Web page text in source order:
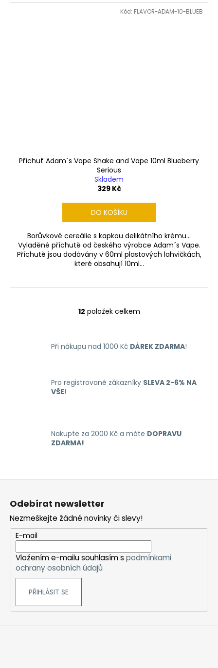
Příchuť Adam´s Vape Shake and Vape 10ml Blueberry
Serious
Skladem
329 Kč
DO KOŠÍKU
Borůvkové cereálie s kapkou delikátního krému...
Vyladěné příchutě od českého výrobce Adam´s Vape.
Příchutě jsou dodávány v 60ml plastových lahvičkách,
které obsahují 10ml...
Kód: FLAVOR-ADAM-10-BLUEB
O
á
c
k
p
12 položek celkem
Při nákupu nad 1000 Kč DÁREK ZDARMA!
Pro registrované zákazníky SLEVA 2-6% NA
VŠE!
Nakupte za 2000 Kč a máte DOPRAVU
ZDARMA!
Z
Odebírat newsletter
Nezmeškejte žádné novinky či slevy!
E-mail
Vložením e-mailu souhlasím s podmínkami
ochrany osobních údajů
PŘIHLÁSIT SE